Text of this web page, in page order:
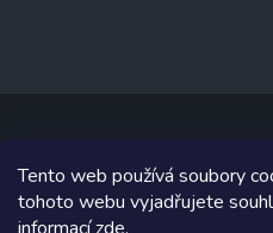
Tento web používá soubory
tohoto webu vyjadřujete
Copyright 2026